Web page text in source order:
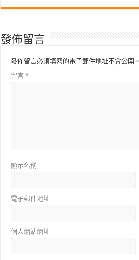
發佈留言
發佈留言必須填寫的電子郵件地址不會公開。
留言*
顯示名稱
電子郵件地址
個人網站網址